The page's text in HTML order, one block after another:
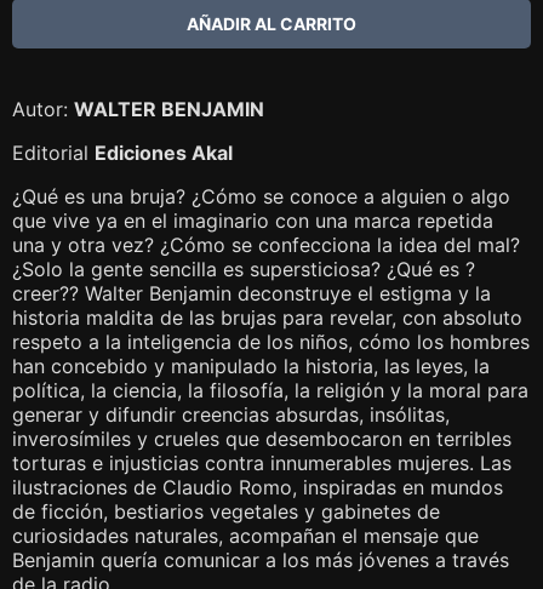
Autor: WALTER BENJAMIN
Editorial Ediciones Akal
¿Qué es una bruja? ¿Cómo se conoce a alguien o algo
que vive ya en el imaginario con una marca repetida
una y otra vez? ¿Cómo se confecciona la idea del mal?
¿Solo la gente sencilla es supersticiosa? ¿Qué es ?
creer?? Walter Benjamin deconstruye el estigma y la
historia maldita de las brujas para revelar, con absoluto
respeto a la inteligencia de los niños, cómo los hombres
han concebido y manipulado la historia, las leyes, la
política, la ciencia, la filosofía, la religión y la moral para
generar y difundir creencias absurdas, insólitas,
inverosímiles y crueles que desembocaron en terribles
torturas e injusticias contra innumerables mujeres. Las
ilustraciones de Claudio Romo, inspiradas en mundos
de ficción, bestiarios vegetales y gabinetes de
curiosidades naturales, acompañan el mensaje que
Benjamin quería comunicar a los más jóvenes a través